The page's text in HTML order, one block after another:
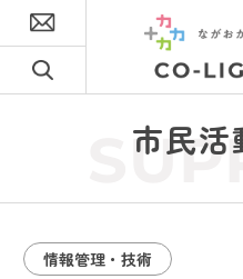
市民活
情報管理・技術